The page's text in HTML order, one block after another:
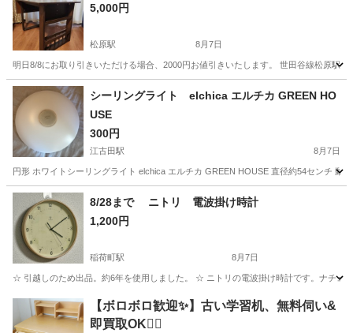
5,000円
松原駅 8月7日
明日8/8にお取り引きいただける場合、2000円お値引きいたします。 世田谷線松原駅
東京 世田谷区 松原駅 テーブル
シーリングライト elchica エルチカ GREEN HO
USE
300円
江古田駅 8月7日
円形 ホワイトシーリングライト elchica エルチカ GREEN HOUSE 直径約54センチ
東京 練馬区 江古田駅 照明器具 シーリングライト
8/28まで ニトリ 電波掛け時計
1,200円
稲荷町駅 8月7日
☆ 引越しのため出品。約6年を使用しました。 ☆ ニトリの電波掛け時計です。ナチュ
東京 台東区 稲荷町駅 時計 ニトリ
【ボロボロ歓迎✨】古い学習机、無料伺い&
即買取OK🙆‍♀️